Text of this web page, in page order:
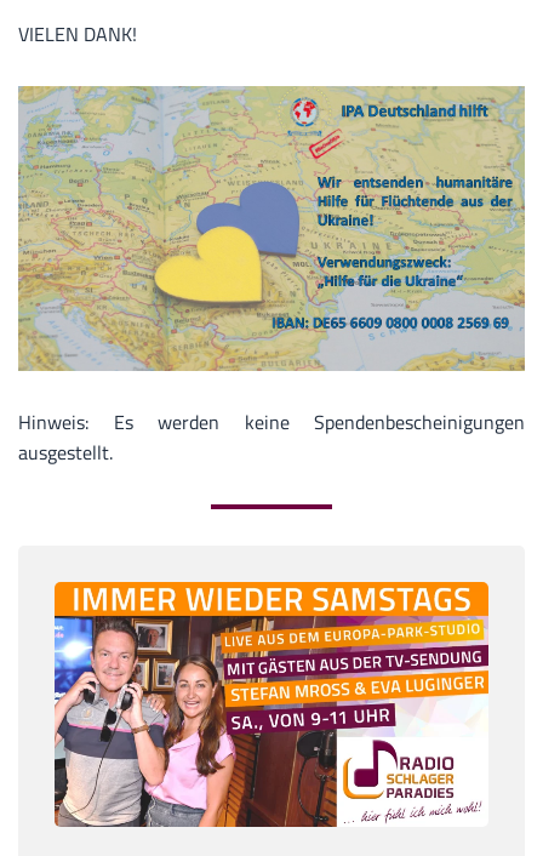
VIELEN DANK!
Hinweis: Es werden keine Spendenbescheinigungen
ausgestellt.